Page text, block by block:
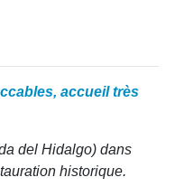
accueil très
del Hidalgo) dans
historique.